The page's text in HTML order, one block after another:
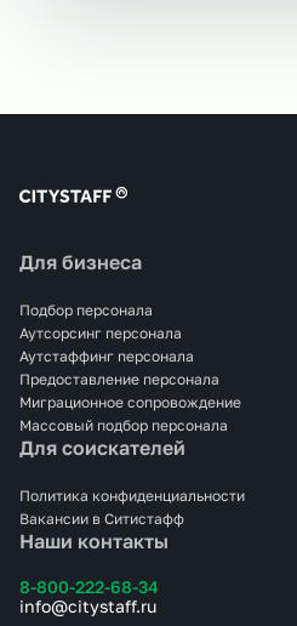
Наши контакты
8-800-222-68-34
info@citystaff.ru
Для бизнеса
Подбор персонала
Аутсорсинг персонала
Аутстаффинг персонала
Предоставление персонала
Миграционное сопровождение
Массовый подбор персонала
Для соискателей
Политика конфиденциальности
Вакансии в Ситистафф